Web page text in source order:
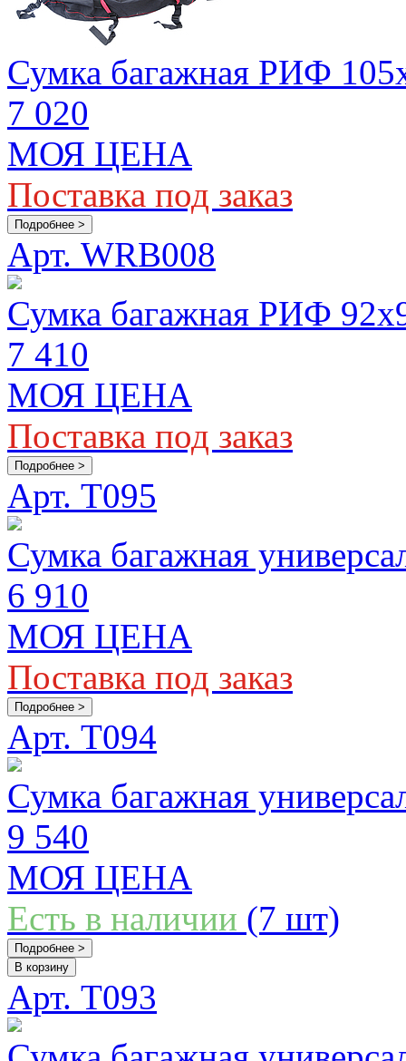
Сумка багажная РИФ
7 020
МОЯ ЦЕНА
Поставка под заказ
Подробнее >
Арт. WRB008
Сумка багажная РИФ
7 410
МОЯ ЦЕНА
Поставка под заказ
Подробнее >
Арт. T095
Сумка багажная
6 910
МОЯ ЦЕНА
Поставка под заказ
Подробнее >
Арт. T094
Сумка багажная
9 540
МОЯ ЦЕНА
Есть в наличии (7 шт)
Подробнее >
В корзину
Арт. T093